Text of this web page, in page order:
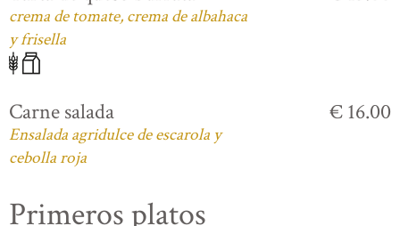
crema de tomate, crema de albahaca
y frisella
Carne salada
Ensalada agridulce de escarola y
cebolla roja
€ 16.00
Primeros platos